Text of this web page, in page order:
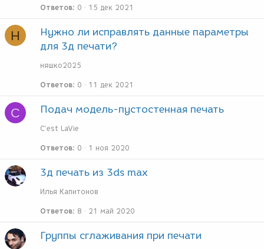
Ответов 0 15 дек 2021
Н
Нужно ли исправлять данные параметры
для 3д печати?
няшко2025
Ответов 0 11 дек 2021
C Подач модель-пустостенная печать
C’est LaVie
Ответов 0 1 ноя 2020
3д печать из 3ds max
Илья Капитонов
Ответов 8 21 май 2020
Группы сглаживания при печати